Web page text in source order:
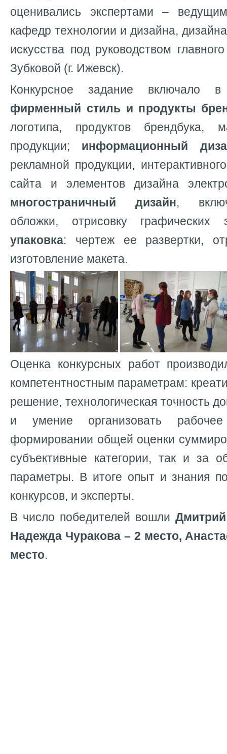
оценивались экспертами –
кафедр технологии и дизайна,
искусства под руководством
Зубковой (г. Ижевск).
Конкурсное задание включало
фирменный стиль и продукты
логотипа, продуктов брендбука,
продукции; информационный
рекламной продукции,
сайта и элементов дизайна
многостраничный дизайн,
обложки, отрисовку
упаковка: чертеж ее развертки,
изготовление макета.
Оценка конкурсных работ
компетентностным параметрам:
решение, технологическая точность
и умение организовать
формировании общей оценки
субъективные категории, так и за
параметры. В итоге опыт и знания
конкурсов, и эксперты.
В число победителей вошли
Надежда Чуракова – 2 место,
место.